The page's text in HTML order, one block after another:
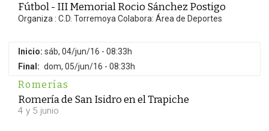
Fútbol - III Memorial Rocio Sánchez Postigo
Organiza : C.D. Torremoya Colabora: Área de Deportes
Inicio: sáb, 04/jun/16 - 08:33h
Final: dom, 05/jun/16 - 08:33h
Romerías
Romería de San Isidro en el Trapiche
4 y 5 junio